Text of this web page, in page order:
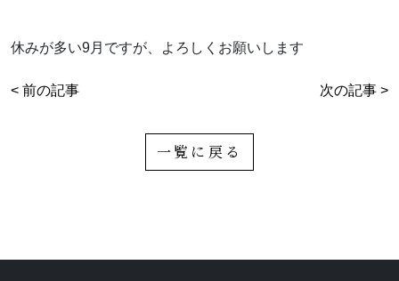
アクセス
会社概要
ポリシーに関して
休みが多い9月ですが、よろしくお願いします
< 前の記事 次の記事 >
一覧に戻る